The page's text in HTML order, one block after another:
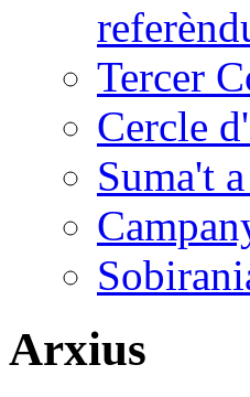
Tercer
Cercle
Suma't
Arxius